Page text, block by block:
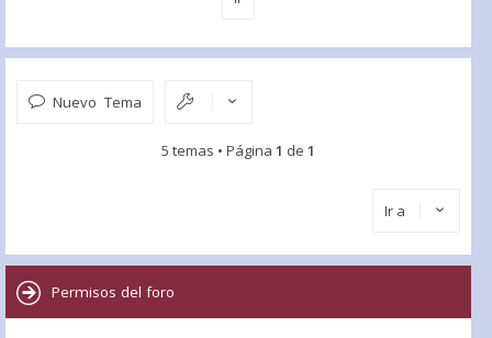
Nuevo Tema
5 temas • Página 1 de 1
Ir a
Permisos del foro